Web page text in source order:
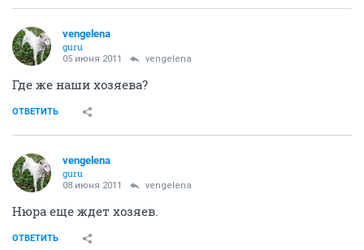
vengelena
guru
05 июня 2011 vengelena
Где же наши хозяева?
ОТВЕТИТЬ
vengelena
guru
08 июня 2011 vengelena
Нюра еще ждет хозяев.
ОТВЕТИТЬ